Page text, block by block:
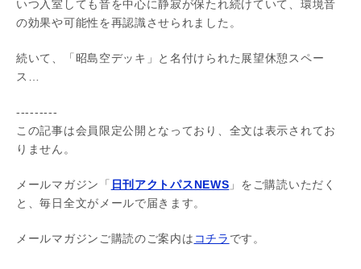
いつ入室しても音を中心に静寂が保たれ続けていて、環境音
の効果や可能性を再認識させられました。
続いて、「昭島空デッキ」と名付けられた展望休憩スペー
ス…
---------
この記事は会員限定公開となっており、全文は表示されてお
りません。
メールマガジン「 日刊アクトパスNEWS 」をご購読いただく
と、毎日全文がメールで届きます。
メールマガジンご購読のご案内は コチラ です。